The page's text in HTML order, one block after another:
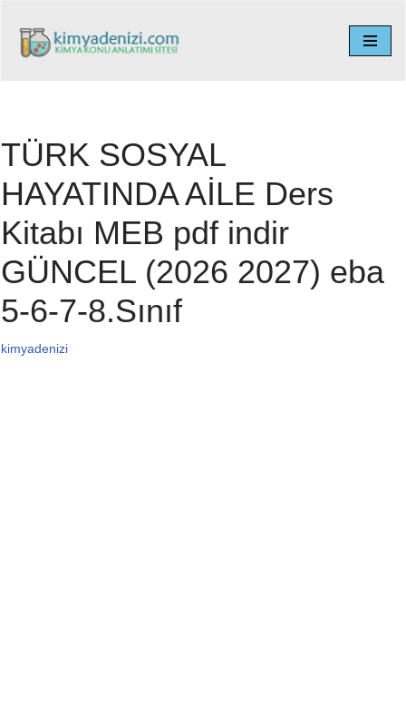
İçeriğe
TÜRK SOSYAL
HAYATINDA AİLE Ders
Kitabı MEB pdf indir
GÜNCEL (2026 2027) eba
5-6-7-8.Sınıf
kimyadenizi